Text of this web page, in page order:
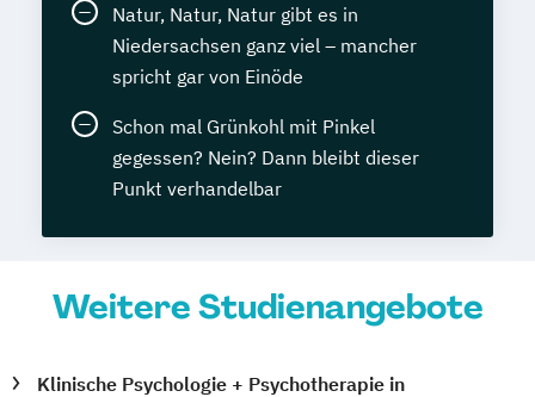
Natur, Natur, Natur gibt es in
Niedersachsen ganz viel – mancher
spricht gar von Einöde
Schon mal Grünkohl mit Pinkel
gegessen? Nein? Dann bleibt dieser
Punkt verhandelbar
Weitere Studienangebote
Klinische Psychologie + Psychotherapie in